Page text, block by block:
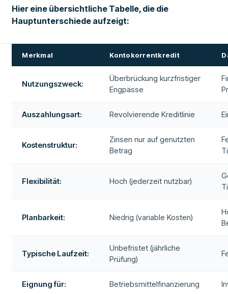
Hier eine übersichtliche Tabelle, die die
Hauptunterschiede aufzeigt:
Merkmal Kontokorrentkredit
Nutzungszweck:
Überbrückung kurzfristiger
Engpässe
Auszahlungsart: Revolvierende Kreditlinie
Kostenstruktur:
Zinsen nur auf genutzten
Betrag
Flexibilität: Hoch (jederzeit nutzbar)
Planbarkeit: Niedrig (variable Kosten)
Typische Laufzeit:
Unbefristet (jährliche
Prüfung)
Eignung für: Betriebsmittelfinanzierung